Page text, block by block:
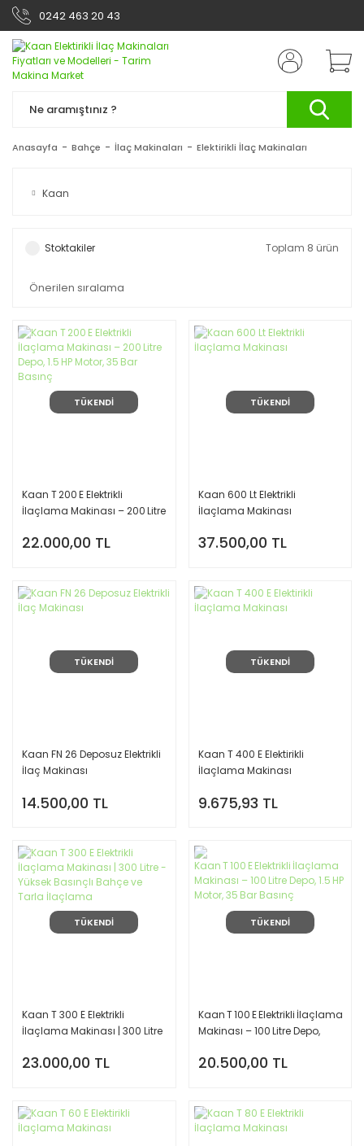
0242 463 20 43
Anasayfa Bahçe İlaç Makinaları Elektirikli İlaç Makinaları
Kaan
Stoktakiler Toplam 8 ürün
TÜKENDİ
Kaan T 200 E Elektrikli
İlaçlama Makinası – 200 Litre
Basınç
22.000,00 TL
TÜKENDİ
Kaan 600 Lt Elektrikli
İlaçlama Makinası
37.500,00 TL
TÜKENDİ
Kaan FN 26 Deposuz Elektrikli
İlaç Makinası
14.500,00 TL
TÜKENDİ
Kaan T 400 E Elektirikli
İlaçlama Makinası
9.675,93 TL
TÜKENDİ
Kaan T 300 E Elektrikli
İlaçlama Makinası | 300 Litre
Tarla İlaçlama
23.000,00 TL
TÜKENDİ
Kaan T 100 E Elektrikli İlaçlama
Makinası – 100 Litre Depo,
20.500,00 TL